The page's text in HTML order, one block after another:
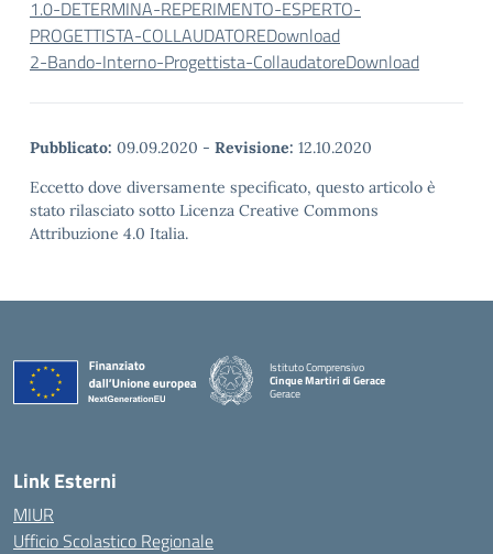
1.0-DETERMINA-REPERIMENTO-ESPERTO-
PROGETTISTA-COLLAUDATOREDownload
2-Bando-Interno-Progettista-CollaudatoreDownload
Pubblicato: 09.09.2020 - Revisione: 12.10.2020
Eccetto dove diversamente specificato, questo articolo è
stato rilasciato sotto Licenza Creative Commons
Attribuzione 4.0 Italia.
Istituto Comprensivo
Cinque Martiri di Gerace
Gerace
Link Esterni
MIUR
Ufficio Scolastico Regionale